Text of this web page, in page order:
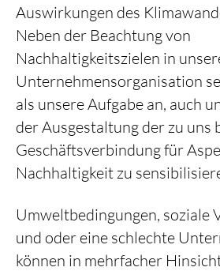
Auswirkungen des
Neben der Beachtung von
Nachhaltigkeitszielen in
Unternehmensorganisation
als unsere Aufgabe an, auch
der Ausgestaltung der zu uns
Geschäftsverbindung für
Nachhaltigkeit zu
Umweltbedingungen, soziale
und oder eine schlechte
können in mehrfacher